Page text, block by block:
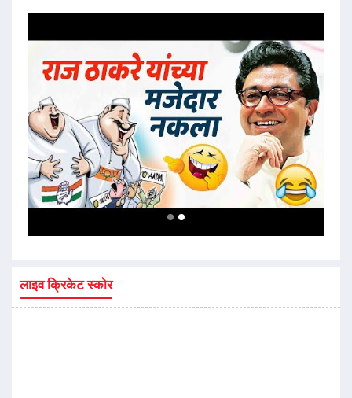
लाइव क्रिकेट स्कोर